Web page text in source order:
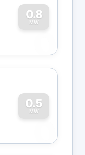
0.8
MW
0
0.5
MW
0